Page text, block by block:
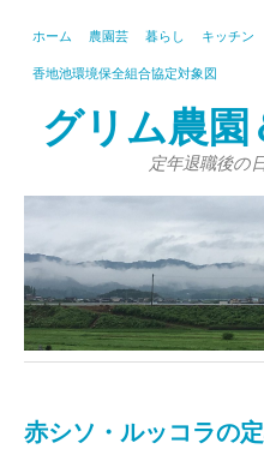
ホーム 農園芸 暮らし キッチン
香地池環境保全組合協定対象図
グリム農園
定年退職後の
赤シソ・ルッコラの